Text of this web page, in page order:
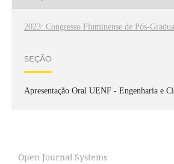
2023: Congresso Fluminense de Pós-
SEÇÃO
Apresentação Oral UENF - Engenharia e
Open Journal Systems